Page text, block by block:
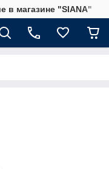
в магазине "SIANA"